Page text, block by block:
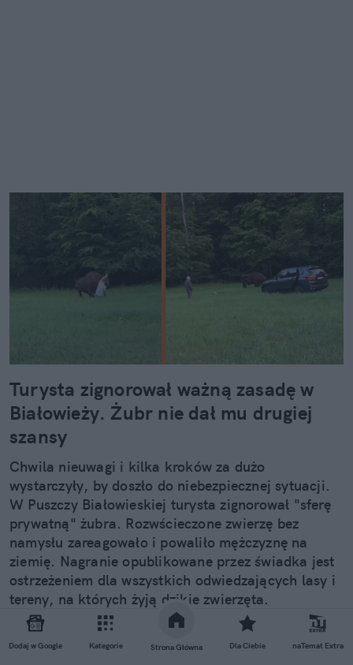
Dodaj w Google Kategorie Strona Główna Dla Ciebie naTemat Extra
Turysta zignorował ważną zasadę w
Białowieży. Żubr nie dał mu drugiej
szansy
Chwila nieuwagi i kilka kroków za dużo
wystarczyły, by doszło do niebezpiecznej sytuacji.
W Puszczy Białowieskiej turysta zignorował "sferę
prywatną" żubra. Rozwścieczone zwierzę bez
namysłu zareagowało i powaliło mężczyznę na
ziemię. Nagranie opublikowane przez świadka jest
ostrzeżeniem dla wszystkich odwiedzających lasy i
tereny, na których żyją dzikie zwierzęta.
Czytaj całość